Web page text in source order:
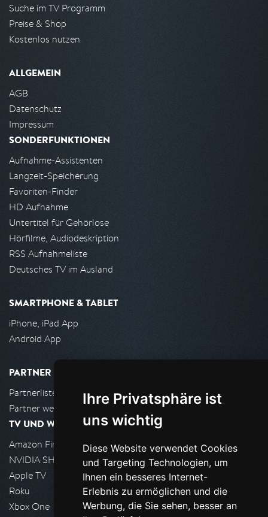
Ihre Privatsphäre ist
uns wichtig
Diese Website verwendet Cookies
und Targeting Technologien, um
Ihnen ein besseres Internet-
Erlebnis zu ermöglichen und die
Werbung, die Sie sehen, besser an
Suche im TV Programm
Preise & Shop
Kostenlos nutzen
ALLGEMEIN
AGB
Datenschutz
Impressum
SONDERFUNKTIONEN
Aufnahme-Assistenten
Langzeit-Speicherung
Favoriten-Finder
HD Aufnahme
Untertitel für Gehörlose
Hörfilme, Audiodeskription
RSS Aufnahmeliste
Deutsches TV im Ausland
SMARTPHONE & TABLET
iPhone, iPad App
Android App
PARTNER
Partnerliste
Partner werden
TV UND WOHNZIMMER
Amazon FireTV
NVIDIA SHIELD, Google TV
Apple TV
Roku
Xbox One